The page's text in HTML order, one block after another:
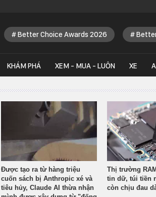
Better Choice Awards 2026
KHÁM PHÁ XEM - MUA - LUÔN XE
Được tạo ra từ hàng triệu
cuốn sách bị Anthropic xé và
tiêu hủy, Claude AI thừa nhận
Thị trường
tin dữ, túi tiền
còn chịu đau